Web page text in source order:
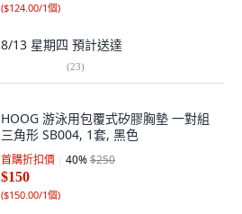
($124.00/1個)
8/13 星期四 預計送達
(23)
HOOG 游泳用包覆式矽膠胸墊 一對組
三角形 SB004, 1套, 黑色
首購折扣價 40%$250
$150
($150.00/1個)